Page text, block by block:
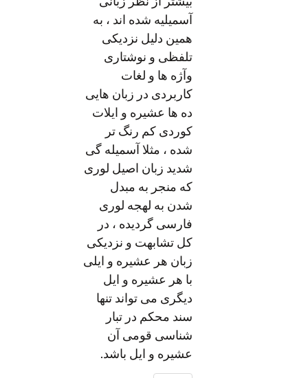
آسمیلیه شده اند ، به
همین دلیل نزدیکی
تلفظی و نوشتاری
وآژه ها و لغات
کاربردی در زبان هایی
ده ها عشیره و ایلات
کوردی کم رنگ تر
شده ، مثلا آسمیله گی
شدید زبان اصیل لوری
که منجر به مبدل
شدن به لهجه لوری
فارسی گردیده ، در
کل تشابهت و نزدیکی
زبان هر عشیره و ایلی
با هر عشیره و ایل
دیگری می تواند تنها
سند محکم در تبار
شناسی قومی آن
عشیره و ایل باشد.